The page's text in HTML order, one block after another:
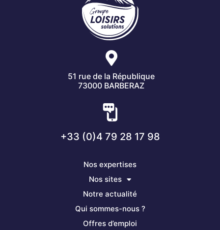
51 rue de la République
73000 BARBERAZ
+33 (0)4 79 28 17 98
Nos expertises
Nos sites
Notre actualité
Qui sommes-nous ?
Offres d’emploi